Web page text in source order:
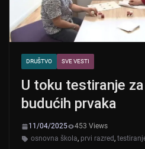
DRUŠTVO SVE VESTI
U toku testiranje
budućih prvaka
11/04/2025
453 Views
osnovna škola, prvi razred,